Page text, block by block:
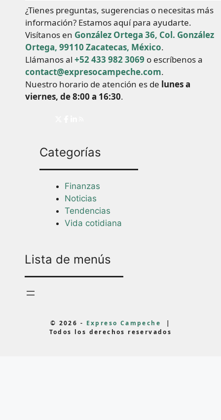
¿Tienes preguntas, sugerencias o necesitas más
información? Estamos aquí para ayudarte.
Visítanos en González Ortega 36, Col. González
Ortega, 99110 Zacatecas, México.
Llámanos al +52 433 982 3069 o escríbenos a
contact@expresocampeche.com.
Nuestro horario de atención es de lunes a
viernes, de 8:00 a 16:30.
Categorías
Finanzas
Noticias
Tendencias
Vida cotidiana
Lista de menús
© 2026 - Expreso Campeche
|
Todos los derechos reservados